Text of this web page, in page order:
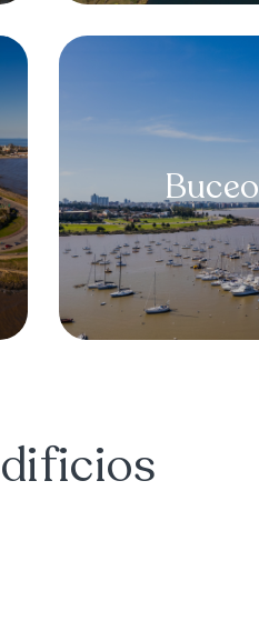
Buceo